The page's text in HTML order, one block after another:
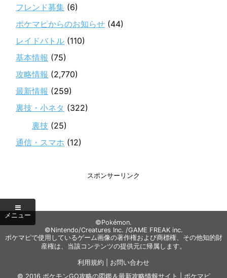
フレンド募集 (6)
ポケマピからのお知らせ (44)
レイドバトル (110)
基本情報 (75)
攻略情報 (2,770)
最新情報 (259)
裏技・小ネタ (322)
裏技 (25)
通信・スマホ (12)
スポンサーリンク
©Pokémon.
©Nintendo/Creatures Inc. /GAME FREAK inc.
ポケマピで使用しているゲーム画像の著作権および商標権、その他知的財
産権は、当該コンテンツの提供元に帰属します。
利用規約
お問い合わせ
© 2016 ポケモンGO攻略の図鑑＆最新攻略情報サイト | ポケマピ